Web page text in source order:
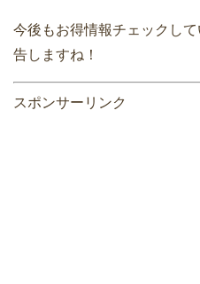
今後もお得情報チェックし
告しますね！
スポンサーリンク